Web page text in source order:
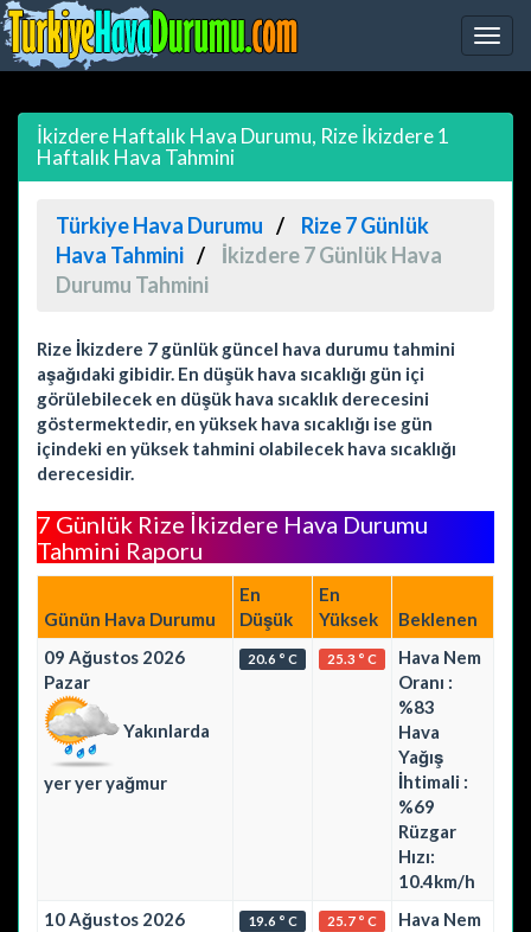
İkizdere Haftalık Hava Durumu, Rize İkizdere 1
Haftalık Hava Tahmini
Türkiye Hava Durumu
Rize 7 Günlük
Hava Tahmini
İkizdere 7 Günlük Hava
Durumu Tahmini
Rize İkizdere 7 günlük güncel hava durumu tahmini
aşağıdaki gibidir. En düşük hava sıcaklığı gün içi
görülebilecek en düşük hava sıcaklık derecesini
göstermektedir, en yüksek hava sıcaklığı ise gün
içindeki en yüksek tahmini olabilecek hava sıcaklığı
derecesidir.
7 Günlük Rize İkizdere Hava Durumu
Tahmini Raporu
Günün Hava Durumu
En
Düşük
En
Yüksek
Beklenen
09 Ağustos 2026
Pazar
Yakınlarda
yer yer yağmur
20.6 ° C 25.3 ° C
Hava Nem
Oranı :
%83
Hava
Yağış
İhtimali :
%69
Rüzgar
Hızı:
10.4km/h
10 Ağustos 2026
19.6 ° C 25.7 ° C
Hava Nem